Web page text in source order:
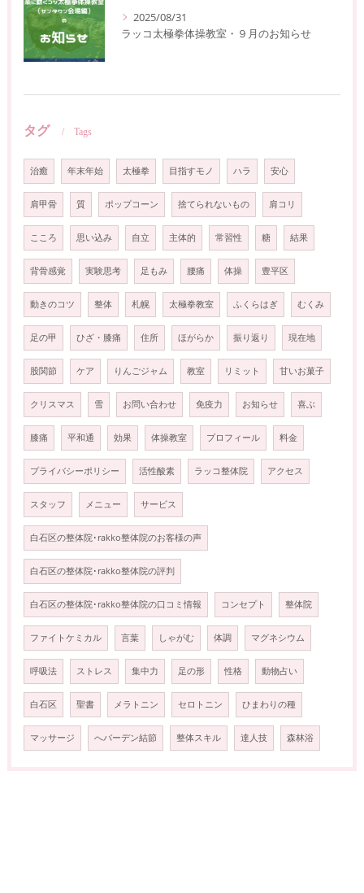
2025/08/31
ラッコ太極拳体操教室・９月のお知らせ
タグ Tags
治癒 年末年始 太極拳 目指すモノ ハラ 安心
肩甲骨 質 ポップコーン 捨てられないもの 肩コリ
こころ 思い込み 自立 主体的 常習性 糖 結果
背骨感覚 実験思考 足もみ 腰痛 体操 豊平区
動きのコツ 整体 札幌 太極拳教室 ふくらはぎ むくみ
足の甲 ひざ・膝痛 住所 ほがらか 振り返り 現在地
股関節 ケア りんごジャム 教室 リミット 甘いお菓子
クリスマス 雪 お問い合わせ 免疫力 お知らせ 喜ぶ
膝痛 平和通 効果 体操教室 プロフィール 料金
プライバシーポリシー 活性酸素 ラッコ整体院 アクセス
スタッフ メニュー サービス
白石区の整体院･rakko整体院のお客様の声
白石区の整体院･rakko整体院の評判
白石区の整体院･rakko整体院の口コミ情報 コンセプト 整体院
ファイトケミカル 言葉 しゃがむ 体調 マグネシウム
呼吸法 ストレス 集中力 足の形 性格 動物占い
白石区 聖書 メラトニン セロトニン ひまわりの種
マッサージ へバーデン結節 整体スキル 達人技 森林浴